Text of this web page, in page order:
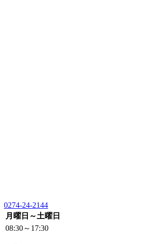
0274-24-2144
月曜日～土曜日
08:30～17:30